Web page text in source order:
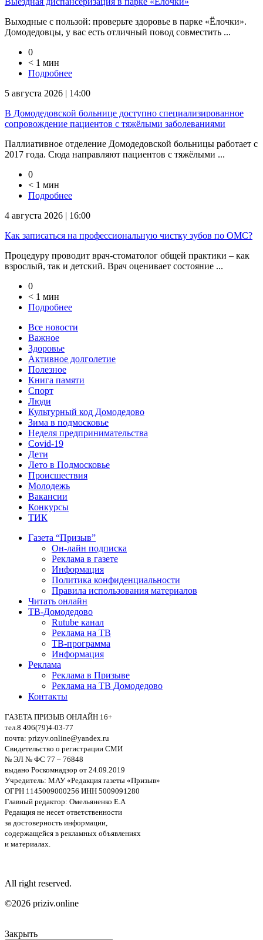
Выходные с пользой: проверьте здоровье в парке «Ёлочки».
Домодедовцы, у вас есть отличный повод совместить ...
0
< 1 мин
Подробнее
5 августа 2026 | 14:00
В Домодедовской больнице доступно специализированное
сопровождение пациентов с тяжёлыми заболеваниями
Паллиативное отделение Домодедовской больницы работает с
2017 года. Сюда направляют пациентов с тяжёлыми ...
0
< 1 мин
Подробнее
4 августа 2026 | 16:00
Как записаться на профессиональную чистку зубов по ОМС?
Процедуру проводит врач-стоматолог общей практики – как
взрослый, так и детский. Врач оценивает состояние ...
0
< 1 мин
Подробнее
Все новости
Важное
Здоровье
Активное долголетие
Полезное
Книга памяти
Спорт
Люди
Культурный код Домодедово
Зима в подмосковье
Неделя предпринимательства
Covid-19
Дети
Лето в Подмосковье
Происшествия
Молодежь
Вакансии
Конкурсы
ТИК
Газета “Призыв”
Он-лайн подписка
Реклама в газете
Информация
Политика конфиденциальности
Правила использования материалов
Читать онлайн
ТВ-Домодедово
Rutube канал
Реклама на ТВ
ТВ-программа
Информация
Реклама
Реклама в Призыве
Реклама на ТВ Домодедово
Контакты
ГАЗЕТА ПРИЗЫВ ОНЛАЙН 16+
тел.8 496(79)4-03-77
почта: prizyv.online@yandex.ru
Свидетельство о регистрации СМИ
№ ЭЛ № ФС 77 – 76848
выдано Роскомнадзор от 24.09.2019
Учредитель: МАУ «Редакция газеты «Призыв»
ОГРН 1145009000256 ИНН 5009091280
Главный редактор: Омельяненко Е.А
Редакция не несет ответственности
за достоверность информации,
содержащейся в рекламных объявлениях
и материалах.
All right reserved.
©2026 priziv.online
Закрыть